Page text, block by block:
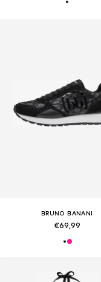
BRUNO BANANI
€69,99